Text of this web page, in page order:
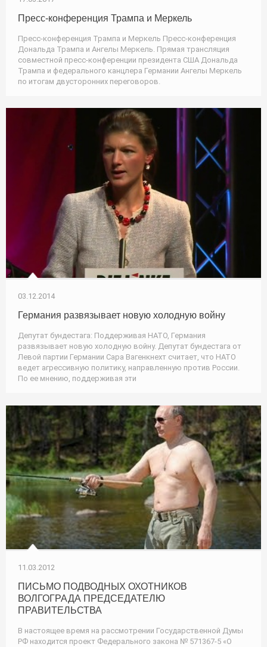
Пресс-конференция Трампа и Меркель
Пресс-конференция Трампа и Меркель Пресс-конференция
Дональда Трампа и Ангелы Меркель. Прямая трансляция
совместной пресс-конференции президента США Дональда
Трампа и федерального канцлера Германии Ангелы Меркель
по итогам двусторонних переговоров.
03.12.2014
Германия развязывает новую холодную войну
Депутат бундестага: Поддерживая НАТО, Германия
развязывает новую холодную войну. Депутат бундестага от
Левой партии Германии Сара Вагенкнехт считает, что НАТО
ведет агрессивную политику, направленную против России.
По ее мнению, поддерживая эти
11.03.2012
ПИСЬМО ПОДВОДНЫХ ОХОТНИКОВ
ВОЛГОГРАДА ПРЕДСЕДАТЕЛЮ
ПРАВИТЕЛЬСТВА
В настоящее время на рассмотрении Государственной Думы
РФ находится проект Федерального закона № 571367-5 «О